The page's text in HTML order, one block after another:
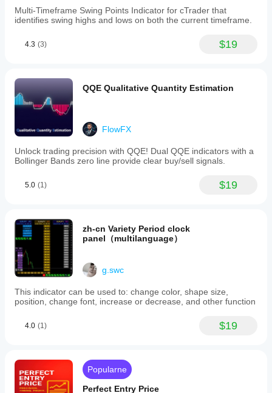
Multi-Timeframe Swing Points Indicator for cTrader that
identifies swing highs and lows on both the current timeframe.
4.3 (3) $19
QQE Qualitative Quantity Estimation
FlowFX
Unlock trading precision with QQE! Dual QQE indicators with a
Bollinger Bands zero line provide clear buy/sell signals.
5.0 (1) $19
zh-cn Variety Period clock
panel（multilanguage）
g.swc
This indicator can be used to: change color, shape size,
position, change font, increase or decrease, and other function
4.0 (1) $19
Popularne
Perfect Entry Price